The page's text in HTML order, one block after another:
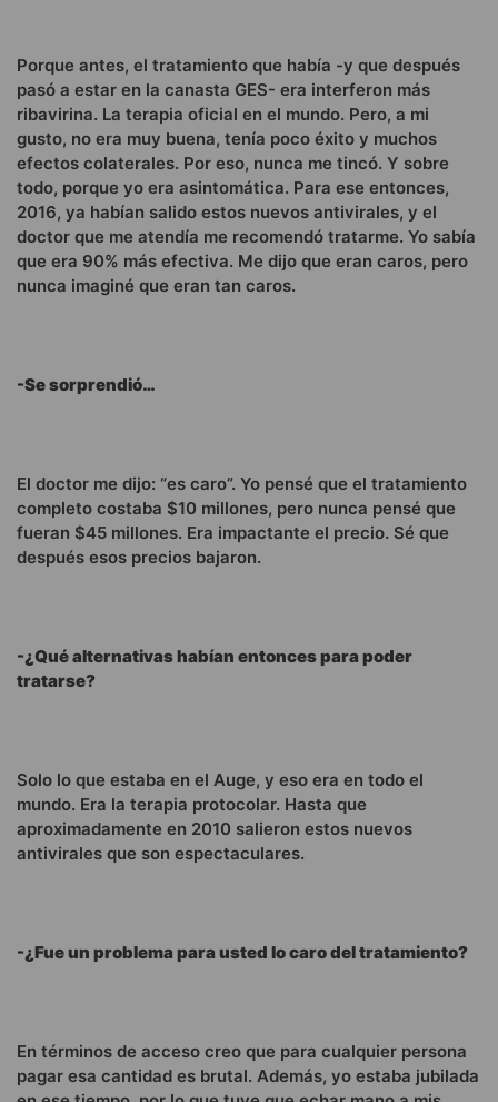
Porque antes, el tratamiento que había -y que después
pasó a estar en la canasta GES- era interferon más
ribavirina. La terapia oficial en el mundo. Pero, a mi
gusto, no era muy buena, tenía poco éxito y muchos
efectos colaterales. Por eso, nunca me tincó. Y sobre
todo, porque yo era asintomática. Para ese entonces,
2016, ya habían salido estos nuevos antivirales, y el
doctor que me atendía me recomendó tratarme. Yo sabía
que era 90% más efectiva. Me dijo que eran caros, pero
nunca imaginé que eran tan caros.
-Se sorprendió…
El doctor me dijo: “es caro”. Yo pensé que el tratamiento
completo costaba $10 millones, pero nunca pensé que
fueran $45 millones. Era impactante el precio. Sé que
después esos precios bajaron.
-¿Qué alternativas habían entonces para poder
tratarse?
Solo lo que estaba en el Auge, y eso era en todo el
mundo. Era la terapia protocolar. Hasta que
aproximadamente en 2010 salieron estos nuevos
antivirales que son espectaculares.
-¿Fue un problema para usted lo caro del tratamiento?
En términos de acceso creo que para cualquier persona
pagar esa cantidad es brutal. Además, yo estaba jubilada